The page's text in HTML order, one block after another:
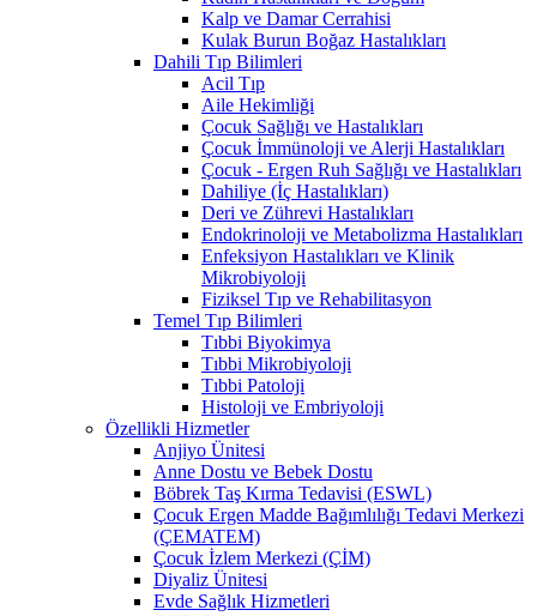
Kalp ve Damar Cerrahisi
Kulak Burun Boğaz Hastalıkları
Dahili Tıp Bilimleri
Acil Tıp
Aile Hekimliği
Çocuk Sağlığı ve Hastalıkları
Çocuk İmmünoloji ve Alerji Hastalıkları
Çocuk - Ergen Ruh Sağlığı ve Hastalıkları
Dahiliye (İç Hastalıkları)
Deri ve Zührevi Hastalıkları
Endokrinoloji ve Metabolizma Hastalıkları
Enfeksiyon Hastalıkları ve Klinik
Mikrobiyoloji
Fiziksel Tıp ve Rehabilitasyon
Temel Tıp Bilimleri
Tıbbi Biyokimya
Tıbbi Mikrobiyoloji
Tıbbi Patoloji
Histoloji ve Embriyoloji
Özellikli Hizmetler
Anjiyo Ünitesi
Anne Dostu ve Bebek Dostu
Böbrek Taş Kırma Tedavisi (ESWL)
Çocuk Ergen Madde Bağımlılığı Tedavi Merkezi
(ÇEMATEM)
Çocuk İzlem Merkezi (ÇİM)
Diyaliz Ünitesi
Evde Sağlık Hizmetleri